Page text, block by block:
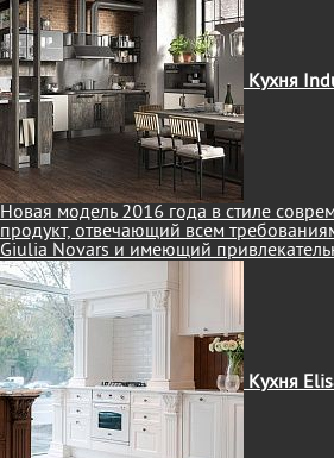
Кухня
Новая модель 2016 года в стиле
продукт, отвечающий всем
Giulia Novars и имеющий
Кухня